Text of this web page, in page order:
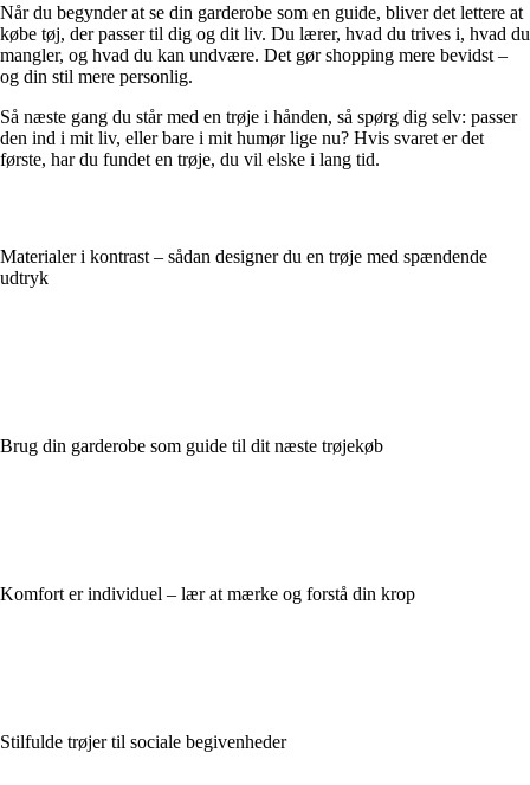
Når du begynder at se din garderobe som en guide, bliver det lettere at
købe tøj, der passer til dig og dit liv. Du lærer, hvad du trives i, hvad du
mangler, og hvad du kan undvære. Det gør shopping mere bevidst –
og din stil mere personlig.
Så næste gang du står med en trøje i hånden, så spørg dig selv: passer
den ind i mit liv, eller bare i mit humør lige nu? Hvis svaret er det
første, har du fundet en trøje, du vil elske i lang tid.
Materialer i kontrast – sådan designer du en trøje med spændende
udtryk
Brug din garderobe som guide til dit næste trøjekøb
Komfort er individuel – lær at mærke og forstå din krop
Stilfulde trøjer til sociale begivenheder